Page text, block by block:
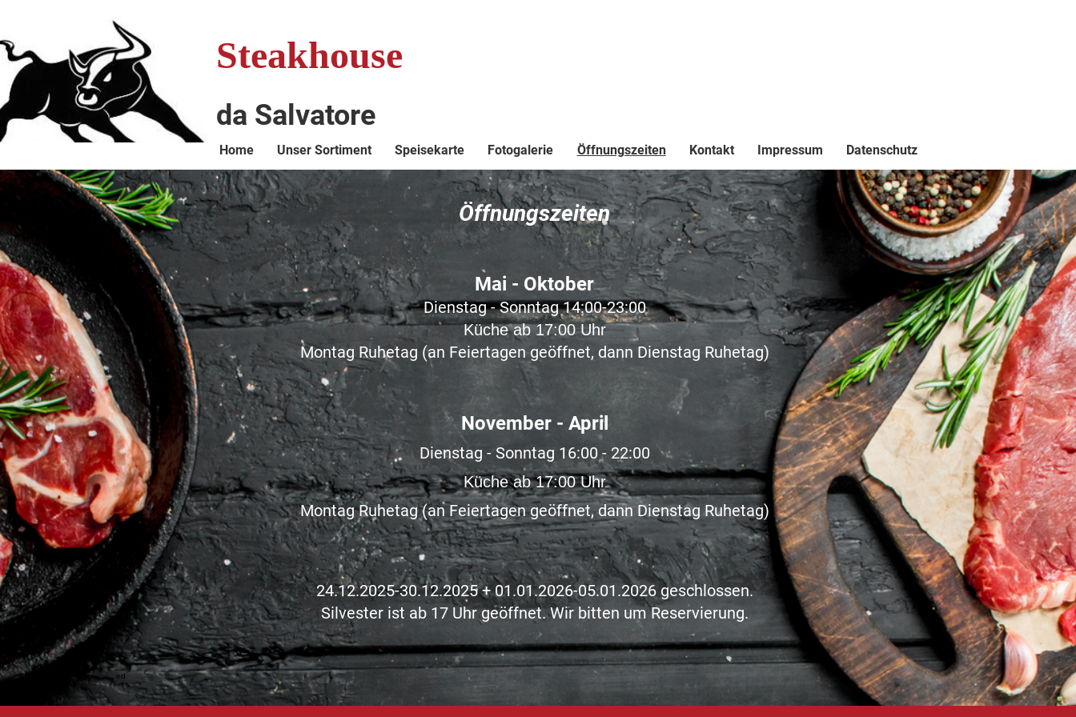
Steakhouse
da Salvatore
Home Unser Sortiment Speisekarte Fotogalerie Öffnungszeiten Kontakt Impressum Datenschutz
Öffnungszeiten
Mai - Oktober
Dienstag - Sonntag 14:00-23:00
Küche ab 17:00 Uhr
Montag Ruhetag (an Feiertagen geöffnet, dann Dienstag Ruhetag)
November - April
Dienstag - Sonntag 16:00 - 22:00
Küche ab 17:00 Uhr
Montag Ruhetag (an Feiertagen geöffnet, dann Dienstag Ruhetag)
24.12.2025-30.12.2025 + 01.01.2026-05.01.2026 geschlossen.
Silvester ist ab 17 Uhr geöffnet. Wir bitten um Reservierung.
ed